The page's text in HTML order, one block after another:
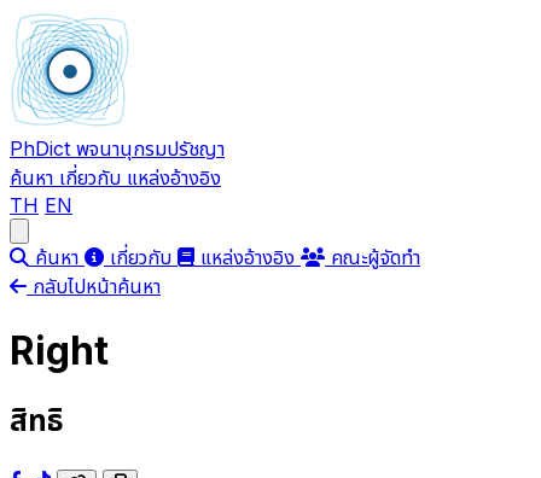
PhDict พจนานุกรมปรัชญา
ค้นหา เกี่ยวกับ แหล่งอ้างอิง
TH EN
ค้นหา เกี่ยวกับ แหล่งอ้างอิง
คณะผู้จัดทำ
กลับไปหน้าค้นหา
Right
สิทธิ